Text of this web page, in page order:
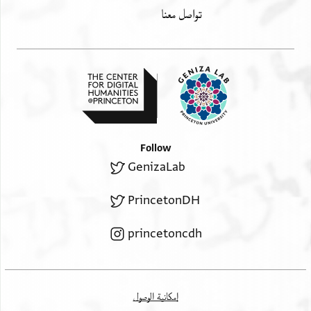
تواصل معنا
Follow
GenizaLab
PrincetonDH
princetoncdh
إمكانية الوصول